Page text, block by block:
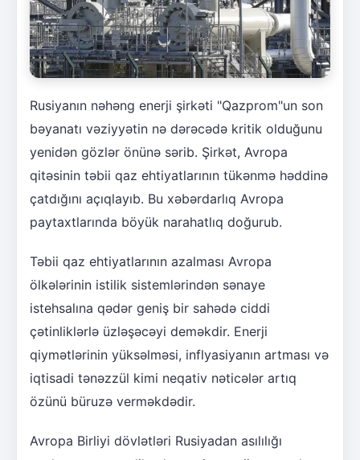
Rusiyanın nəhəng enerji şirkəti "Qazprom"un son
bəyanatı vəziyyətin nə dərəcədə kritik olduğunu
yenidən gözlər önünə sərib. Şirkət, Avropa
qitəsinin təbii qaz ehtiyatlarının tükənmə həddinə
çatdığını açıqlayıb. Bu xəbərdarlıq Avropa
paytaxtlarında böyük narahatlıq doğurub.
Təbii qaz ehtiyatlarının azalması Avropa
ölkələrinin istilik sistemlərindən sənaye
istehsalına qədər geniş bir sahədə ciddi
çətinliklərlə üzləşəcəyi deməkdir. Enerji
qiymətlərinin yüksəlməsi, inflyasiyanın artması və
iqtisadi tənəzzül kimi neqativ nəticələr artıq
özünü büruzə verməkdədir.
Avropa Birliyi dövlətləri Rusiyadan asılılığı